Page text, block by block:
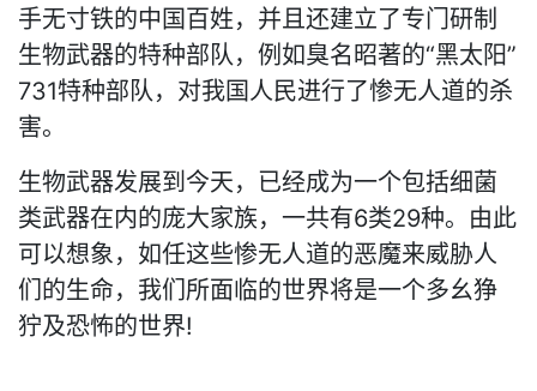
手无寸铁的中国百姓，并且还建立了专门研制
生物武器的特种部队，例如臭名昭著的“黑太阳”
731特种部队，对我国人民进行了惨无人道的杀
害。
生物武器发展到今天，已经成为一个包括细菌
类武器在内的庞大家族，一共有6类29种。由此
可以想象，如任这些惨无人道的恶魔来威胁人
们的生命，我们所面临的世界将是一个多幺狰
狞及恐怖的世界!